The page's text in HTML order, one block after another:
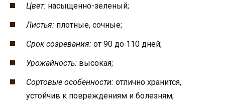
Цвет: насыщенно-зеленый;
Листья: плотные, сочные;
Срок созревания: от 90 до 110 дней;
Урожайность: высокая;
Сортовые особенности: отлично хранится,
устойчив к повреждениям и болезням,